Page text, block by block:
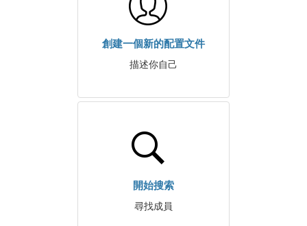
創建一個新的配置文件
描述你自己
開始搜索
尋找成員